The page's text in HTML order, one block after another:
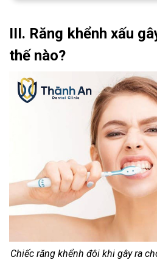
III. Răng khểnh xấu
thế nào?
Chiếc răng khểnh đôi khi gây ra